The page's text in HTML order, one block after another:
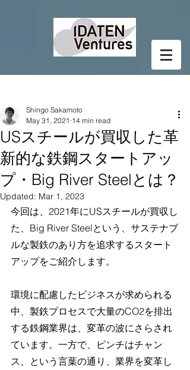
USスチールが買収した革
新的な鉄鋼スタートアッ
プ・Big River Steelとは？
Shingo Sakamoto
May 31, 2021 14 min read
Updated: Mar 1, 2023
今回は、2021年にUSスチールが買収し
た、Big River Steelという、サステナブ
ルな製鉄のあり方を追求するスタート
アップをご紹介します。
環境に配慮したビジネスが求められる
中、製鉄プロセスで大量のCO2を排出
する鉄鋼業界は、変革の波にさらされ
ています。一方で、ピンチはチャン
ス、という言葉の通り、業界を変革し